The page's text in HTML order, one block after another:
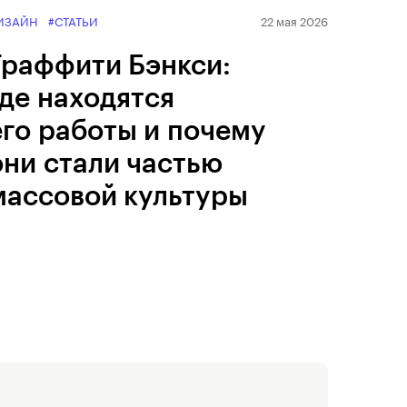
#СТАТЬИ 22 мая 2026
Бэнкси:
находятся
работы и почему
стали частью
культуры